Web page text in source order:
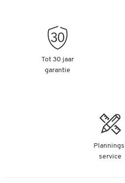
Tot 30 jaar
garantie
service